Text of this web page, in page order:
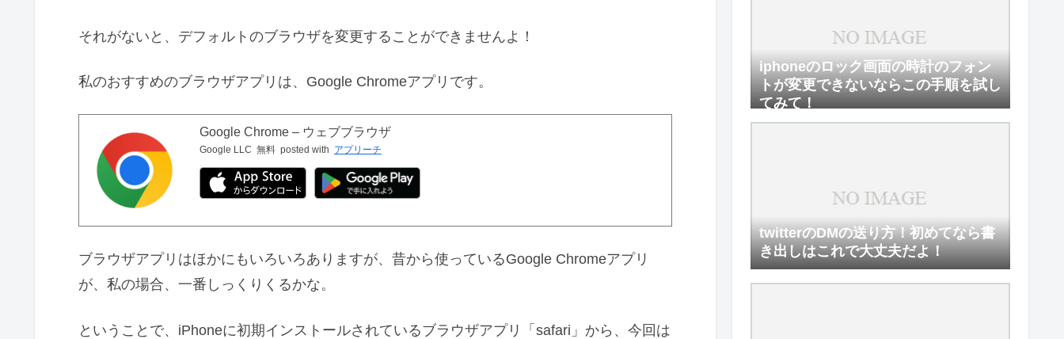
それがないと、デフォルトのブラウザを変更することができませんよ！
私のおすすめのブラウザアプリは、Google Chromeアプリです。
Google Chrome – ウェブブラウザ
Google LLC 無料 posted with アプリーチ
ブラウザアプリはほかにもいろいろありますが、昔から使っているGoogle Chromeアプリ
が、私の場合、一番しっくりくるかな。
ということで、iPhoneに初期インストールされているブラウザアプリ「safari」から、今回は
iphoneのロック画面の時計のフォン
トが変更できないならこの手順を試し
てみて！
twitterのDMの送り方！初めてなら書
き出しはこれで大丈夫だよ！